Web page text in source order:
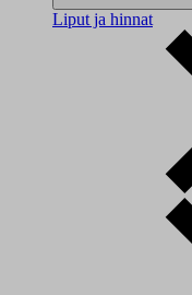
Liput ja hinnat